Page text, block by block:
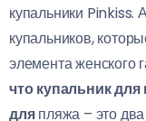
купальники
купальников,
элемента женского
что купальник
дляпляжа – это